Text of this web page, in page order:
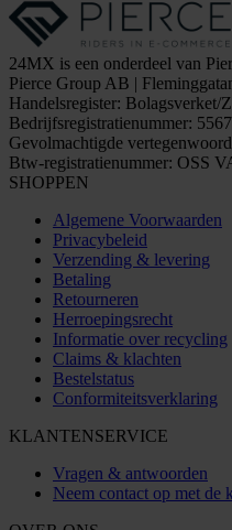
24MX is een onderdeel van
Pierce Group AB |
Handelsregister: Bolagsverket/
Bedrijfsregistratienummer:
Gevolmachtigde
Btw-registratienummer: OSS
SHOPPEN
Algemene Voorwaarden
Privacybeleid
Verzending & levering
Betaling
Retourneren
Herroepingsrecht
Informatie over recycling
Claims & klachten
Bestelstatus
Conformiteitsverklaring
KLANTENSERVICE
Vragen & antwoorden
Neem contact op met de